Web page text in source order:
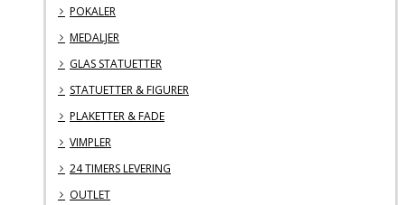
POKALER
MEDALJER
GLAS STATUETTER
STATUETTER & FIGURER
PLAKETTER & FADE
VIMPLER
24 TIMERS LEVERING
OUTLET